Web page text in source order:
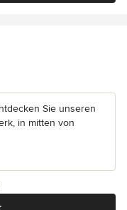
Sternen
Sie unseren
in mitten von